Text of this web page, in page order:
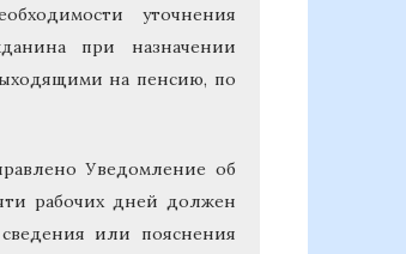
уточнения
при назначении
на пенсию, по
Уведомление об
рабочих дней должен
или пояснения